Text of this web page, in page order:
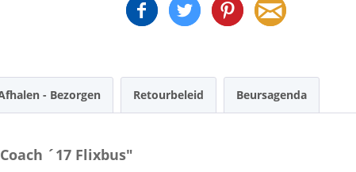
- Bezorgen Retourbeleid Beursagenda
´17 Flixbus"